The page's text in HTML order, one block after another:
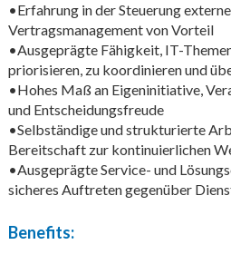
•Erfahrung in der Steuerung
Vertragsmanagement von Vorteil
•Ausgeprägte Fähigkeit, IT-
priorisieren, zu koordinieren und
•Hohes Maß an Eigeninitiative,
und Entscheidungsfreude
•Selbständige und strukturierte
Bereitschaft zur kontinuierlichen
•Ausgeprägte Service- und
sicheres Auftreten gegenüber
Benefits: